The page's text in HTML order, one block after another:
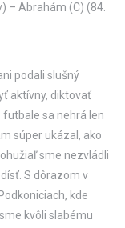
– Abrahám (C) (84.
podali slušný
aktívny, diktovať
futbale sa nehrá len
súper ukázal, ako
sme nezvládli
S dôrazom v
kde
kvôli slabému